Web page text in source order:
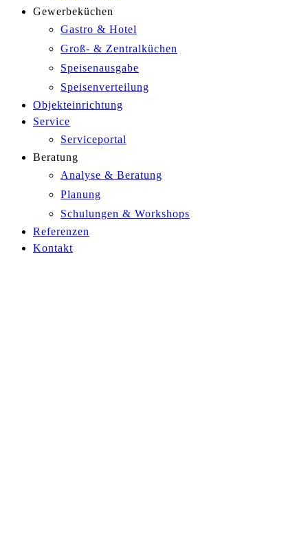
Gewerbeküchen
Gastro & Hotel
Groß- & Zentralküchen
Speisenausgabe
Speisenverteilung
Objekteinrichtung
Service
Serviceportal
Beratung
Analyse & Beratung
Planung
Schulungen & Workshops
Referenzen
Kontakt